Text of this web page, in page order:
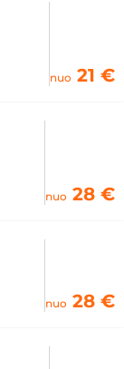
nuo 21 €
nuo 28 €
nuo 28 €